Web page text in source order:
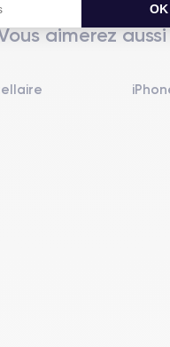
aimerez aussi